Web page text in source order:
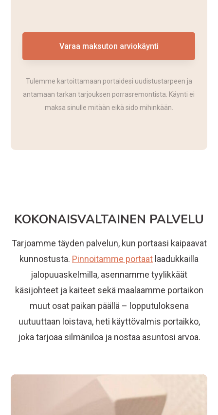
Varaa maksuton arviokäynti
Tulemme kartoittamaan portaidesi uudistustarpeen ja
antamaan tarkan tarjouksen porrasremontista. Käynti ei
maksa sinulle mitään eikä sido mihinkään.
KOKONAISVALTAINEN PALVELU
Tarjoamme täyden palvelun, kun portaasi kaipaavat
kunnostusta. Pinnoitamme portaat laadukkailla
jalopuuaskelmilla, asennamme tyylikkäät
käsijohteet ja kaiteet sekä maalaamme portaikon
muut osat paikan päällä – lopputuloksena
uutuuttaan loistava, heti käyttövalmis portaikko,
joka tarjoaa silmäniloa ja nostaa asuntosi arvoa.